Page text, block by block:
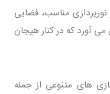
مناسب، فضایی
می آورد که در کنار هیجان
های متنوعی از جمله